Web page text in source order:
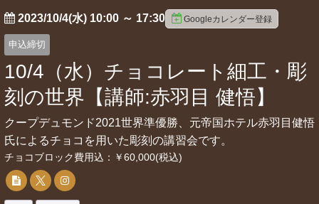
2023/10/4(水) 10:00 ～ 17:30 Googleカレンダー登録
申込締切
10/4（水）チョコレート細工・彫
刻の世界【講師:赤羽目 健悟】
クープデュモンド2021世界準優勝、元帝国ホテル赤羽目健悟
氏によるチョコを用いた彫刻の講習会です。
チョコブロック費用込：￥60,000(税込)